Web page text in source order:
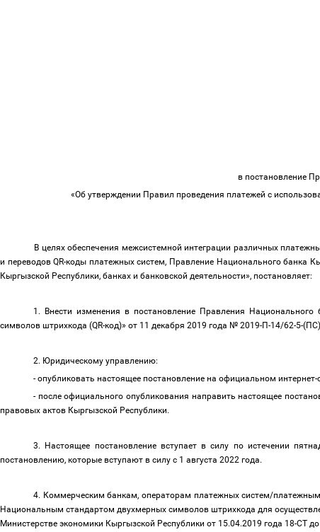
в постановление
«Об утверждении Правил проведения платежей с
В целях обеспечения межсистемной интеграции различных
и переводов QR-коды платежных систем, Правление Национального банка
Кыргызской Республики, банках и банковской деятельности», постановляет:
1. Внести изменения в постановление Правления
символов штрихкода (QR-код)» от 11 декабря 2019 года № 2019-П-14/62-5-
2. Юридическому управлению:
- опубликовать настоящее постановление на официальном
- после официального опубликования направить настоящее
правовых актов Кыргызской Республики.
3. Настоящее постановление вступает в силу по истечении
постановлению, которые вступают в силу с 1 августа 2022 года.
4. Коммерческим банкам, операторам платежных систем/
Национальным стандартом двухмерных символов штрихкода для
Министерстве экономики Кыргызской Республики от 15.04.2019 года 18-СТ